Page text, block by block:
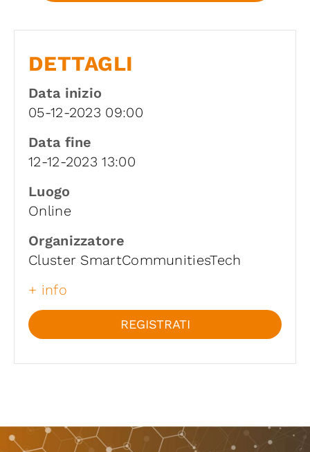
DETTAGLI
Data inizio
05-12-2023 09:00
Data fine
12-12-2023 13:00
Luogo
Online
Organizzatore
Cluster SmartCommunitiesTech
+ info
REGISTRATI